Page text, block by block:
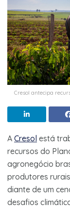
Cresol antecipa
A Cresol está
recursos do
agronegócio
produtores
diante de um
desafios